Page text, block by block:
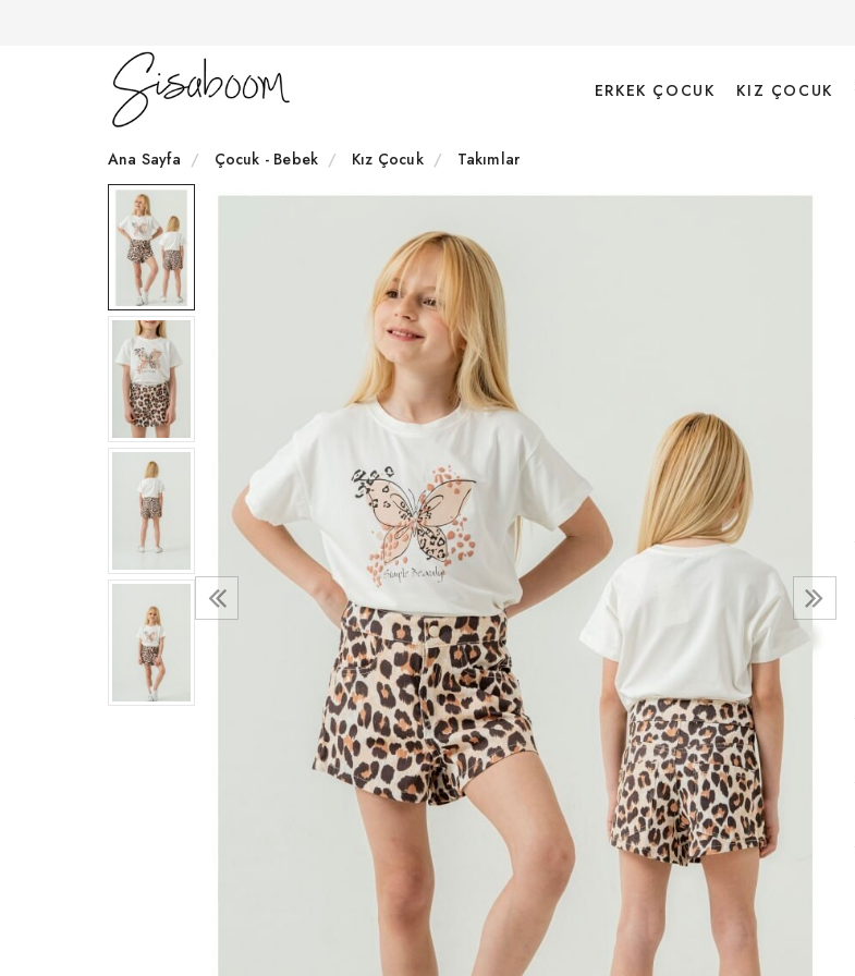
ERKEK ÇOCUK KIZ ÇOCUK
Ana Sayfa Çocuk - Bebek Kız Çocuk Takımlar